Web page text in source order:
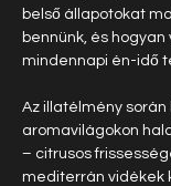
belső állapotokat
bennünk, és
mindennapi én-idő
Az illatélmény során
aromavilágokon
– citrusos
mediterrán vidékek